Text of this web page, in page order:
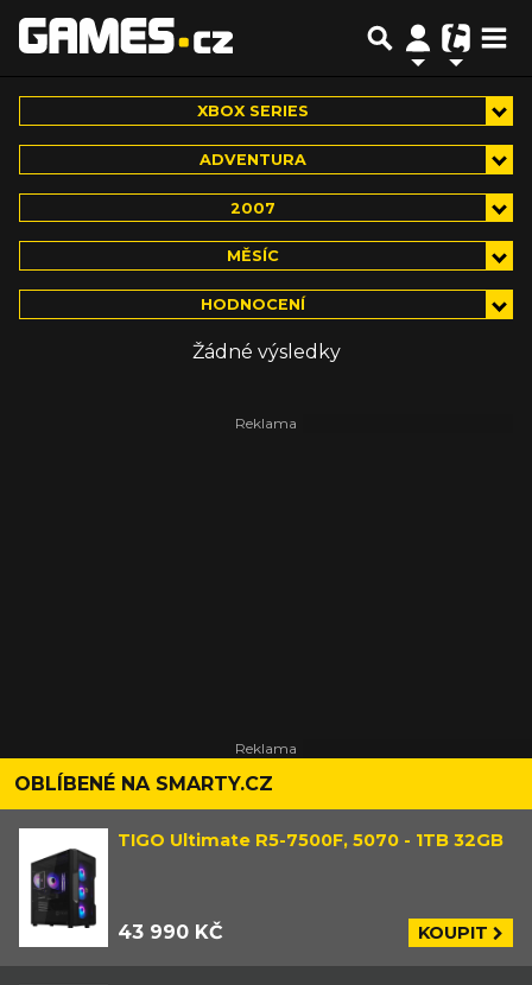
XBOX SERIES
ADVENTURA
2007
MĚSÍC
HODNOCENÍ
Žádné výsledky
OBLÍBENÉ NA SMARTY.CZ
TIGO Ultimate R5-7500F, 5070 - 1TB 32GB
43 990 KČ KOUPIT